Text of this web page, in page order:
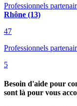
Professionnels
Rhône (13)
47
Professionnels
5
Besoin d'aide pour
sont là pour vous